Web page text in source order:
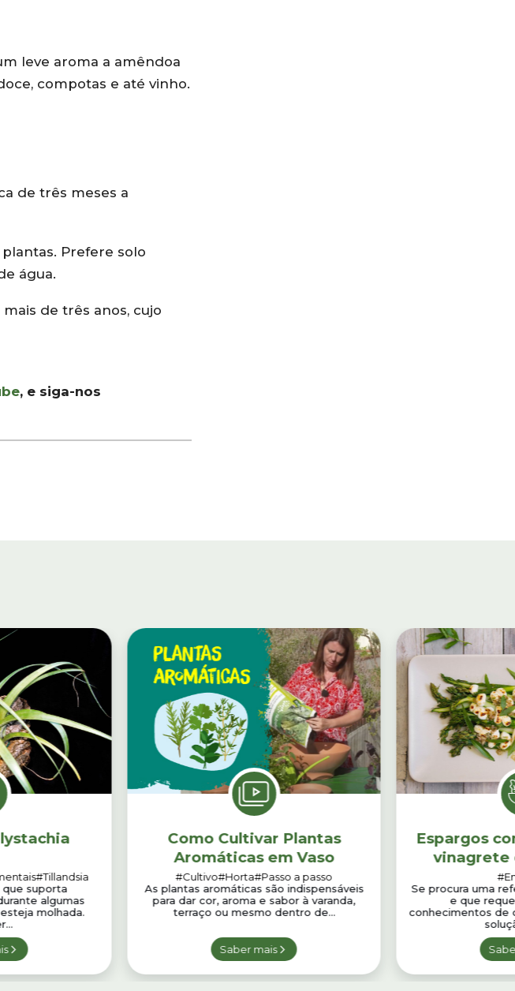
leve aroma a amêndoa
compotas e até vinho.
de três meses a
Prefere solo
água.
de três anos, cujo
, e siga-nos
#Tillandsia
que suporta
algumas
molhada.
Como Cultivar Plantas
Aromáticas em Vaso
#Cultivo#Horta#Passo a passo
As plantas aromáticas são indispensáveis
para dar cor, aroma e sabor à varanda,
terraço ou mesmo dentro de...
Saber mais
Espargos
vinagrete
Se procura uma
e que
conhecimentos de